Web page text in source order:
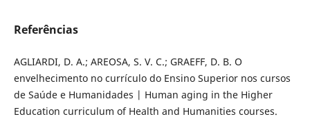
Referências
AGLIARDI, D. A.; AREOSA, S. V. C.; GRAEFF, D. B. O
envelhecimento no currículo do Ensino Superior nos cursos
de Saúde e Humanidades | Human aging in the Higher
Education curriculum of Health and Humanities courses.